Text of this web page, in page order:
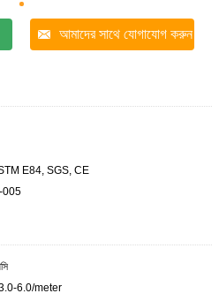
আমাদের সাথে যোগাযোগ করুন
E84, SGS, CE
005
6.0/meter